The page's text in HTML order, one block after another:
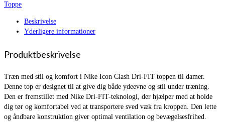
Toppe
Beskrivelse
Yderligere informationer
Produktbeskrivelse
Træn med stil og komfort i Nike Icon Clash Dri-FIT toppen til damer.
Denne top er designet til at give dig både ydeevne og stil under træning.
Den er fremstillet med Nike Dri-FIT-teknologi, der hjælper med at holde
dig tør og komfortabel ved at transportere sved væk fra kroppen. Den lette
og åndbare konstruktion giver optimal ventilation og bevægelsesfrihed.